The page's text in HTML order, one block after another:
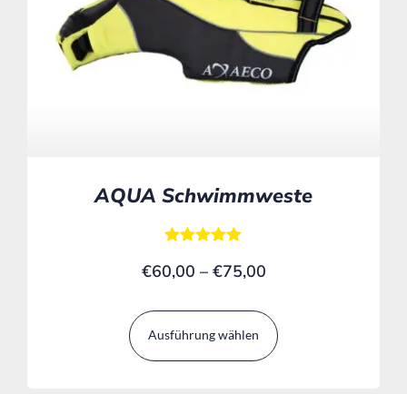
AQUA Schwimmweste
5.00
€60,00 – €75,00
Ausführung wählen